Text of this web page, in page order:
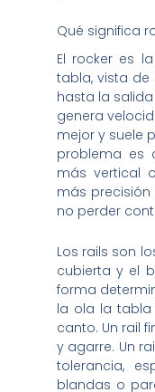
Qué significa
El rocker es
tabla, vista de
hasta la
genera
mejor y suele
problema es
más vertical
más
no perder
Los rails son
cubierta y el
forma
la ola la
canto. Un rail
y agarre. Un
tolerancia,
blandas o